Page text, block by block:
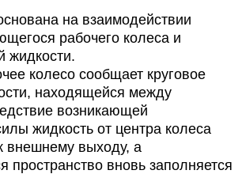
на взаимодействии
рабочего колеса и
жидкости.
колесо сообщает круговое
находящейся между
возникающей
жидкость от центра колеса
внешнему выходу, а
пространство вновь заполняется